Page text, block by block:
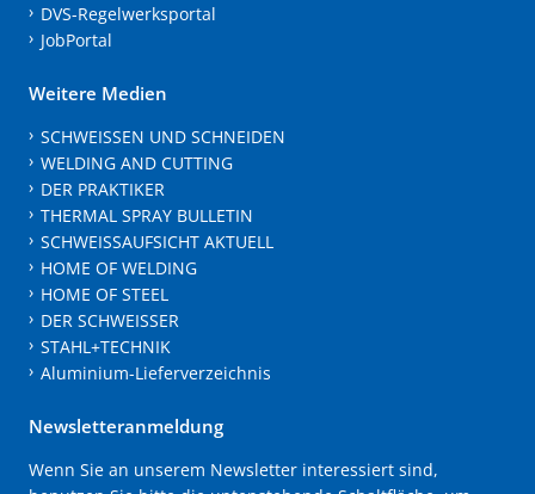
DVS-Regelwerksportal
JobPortal
Weitere Medien
SCHWEISSEN UND SCHNEIDEN
WELDING AND CUTTING
DER PRAKTIKER
THERMAL SPRAY BULLETIN
SCHWEISSAUFSICHT AKTUELL
HOME OF WELDING
HOME OF STEEL
DER SCHWEISSER
STAHL+TECHNIK
Aluminium-Lieferverzeichnis
Newsletteranmeldung
Wenn Sie an unserem Newsletter interessiert sind,